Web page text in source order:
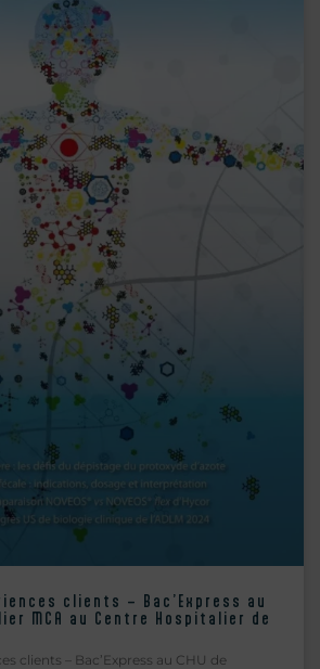
clients – Bac’Express au
MCA au Centre Hospitalier de
clients – Bac’Express au CHU de